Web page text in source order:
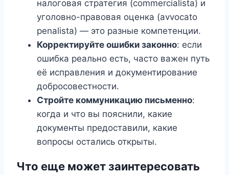
налоговая стратегия (commercialista) и
уголовно-правовая оценка (avvocato
penalista) — это разные компетенции.
Корректируйте ошибки законно: если
ошибка реально есть, часто важен путь
её исправления и документирование
добросовестности.
Стройте коммуникацию письменно:
когда и что вы пояснили, какие
документы предоставили, какие
вопросы остались открыты.
Что еще может заинтересовать